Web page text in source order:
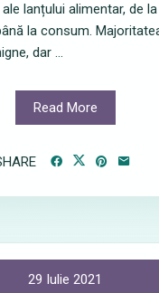
lanțului alimentar, de
la consum.
dar ...
Read More
29 Iulie 2021